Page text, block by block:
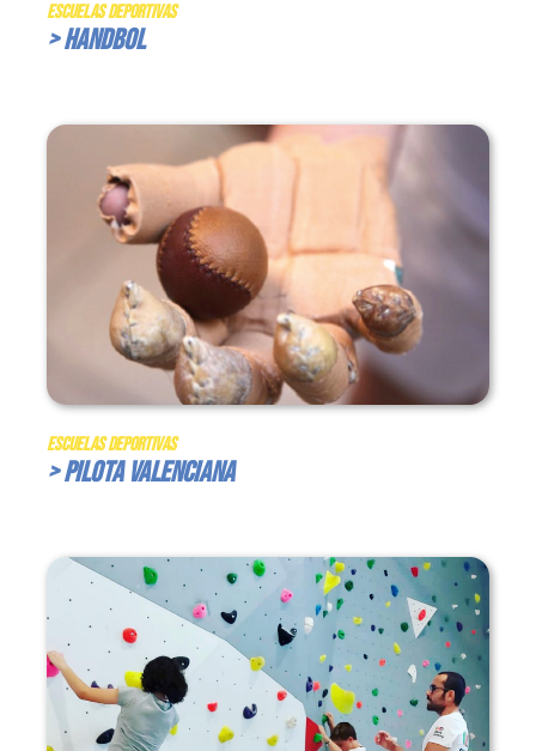
Escuelas Deportivas
> Handbol
Escuelas Deportivas
> Pilota Valenciana